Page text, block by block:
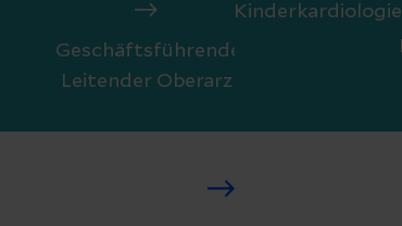
Geschäftsführender
Leitender Oberarzt
Kinderkardiologie